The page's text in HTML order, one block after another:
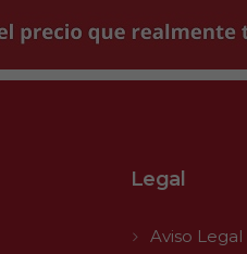
Legal
Aviso Legal